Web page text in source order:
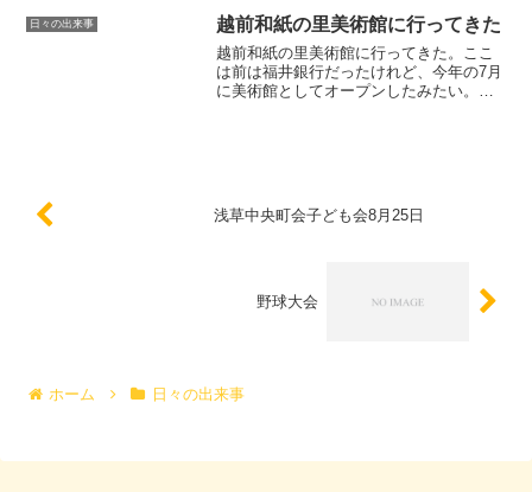
帰って来た日本酒。なんかエラいノリの
いいやつがいたな。スナ...
日々の出来事 越前和紙の里美術館に行ってきた
越前和紙の里美術館に行ってきた。ここ
は前は福井銀行だったけれど、今年の7月
に美術館としてオープンしたみたい。全
浅草中央町会子ども会8月25日
野球大会
ホーム 日々の出来事